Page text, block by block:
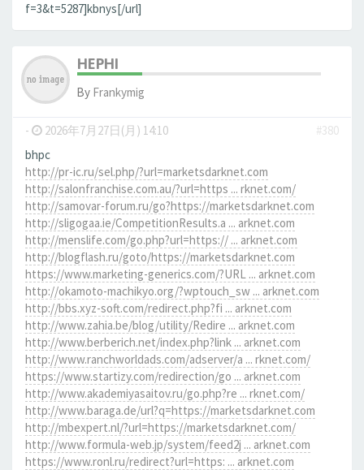
f=3&t=5287]kbnys[/url]
HEPHI
By Frankymig
- 2026年7月27日(月) 14:10
#380
bhpc
http://pr-ic.ru/sel.php/?url=marketsdarknet.com
http://salonfranchise.com.au/?url=https ... rknet.com/
http://samovar-forum.ru/go?https://marketsdarknet.com
http://sligogaa.ie/CompetitionResults.a ... arknet.com
http://menslife.com/go.php?url=https:// ... arknet.com
http://blogflash.ru/goto/https://marketsdarknet.com
https://www.marketing-generics.com/?URL ... arknet.com
http://okamoto-machikyo.org/?wptouch_sw ... arknet.com
http://bbs.xyz-soft.com/redirect.php?fi ... arknet.com
http://www.zahia.be/blog/utility/Redire ... arknet.com
http://www.berberich.net/index.php?link ... arknet.com
http://www.ranchworldads.com/adserver/a ... rknet.com/
https://www.startizy.com/redirection/go ... arknet.com
http://www.akademiyasaitov.ru/go.php?re ... rknet.com/
http://www.baraga.de/url?q=https://marketsdarknet.com
http://mbexpert.nl/?url=https://marketsdarknet.com/
http://www.formula-web.jp/system/feed2j ... arknet.com
https://www.ronl.ru/redirect?url=https: ... arknet.com